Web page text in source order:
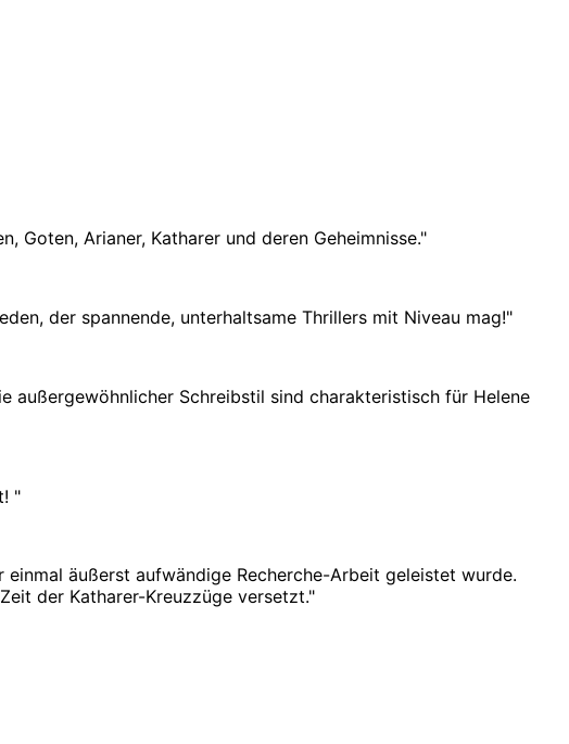
Goten, Arianer, Katharer und deren Geheimnisse."
der spannende, unterhaltsame Thrillers mit Niveau mag!"
außergewöhnlicher Schreibstil sind charakteristisch für Helene
"
äußerst aufwändige Recherche-Arbeit geleistet wurde.
der Katharer-Kreuzzüge versetzt."